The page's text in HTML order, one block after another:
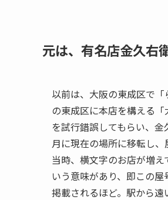
元は、有名店金久右
以前は、大阪の東成区で
の東成区に本店を構える
を試行錯誤してもらい、
月に現在の場所に移転し、
当時、横文字のお店が増
いう意味があり、即この
掲載されるほど。駅から遠